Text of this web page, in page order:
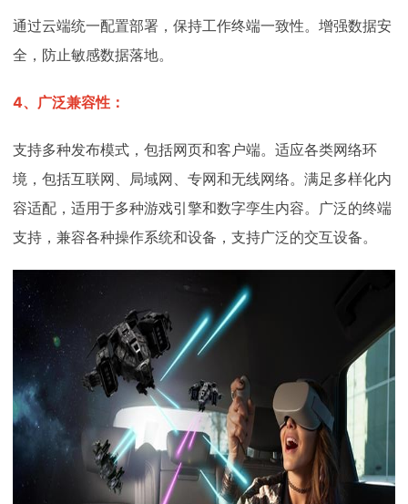
通过云端统一配置部署，保持工作终端一致性。增强数据安
全，防止敏感数据落地。
4、广泛兼容性：
支持多种发布模式，包括网页和客户端。适应各类网络环
境，包括互联网、局域网、专网和无线网络。满足多样化内
容适配，适用于多种游戏引擎和数字孪生内容。广泛的终端
支持，兼容各种操作系统和设备，支持广泛的交互设备。